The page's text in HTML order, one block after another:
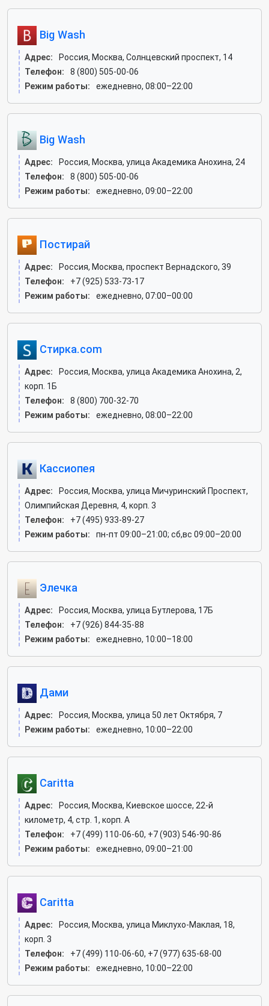
Big Wash
Адрес:
Россия, Москва, Солнцевский проспект, 14
Телефон:
8 (800) 505-00-06
Режим работы:
ежедневно, 08:00–22:00
Big Wash
Адрес:
Россия, Москва, улица Академика Анохина, 24
Телефон:
8 (800) 505-00-06
Режим работы:
ежедневно, 09:00–22:00
Постирай
Адрес:
Россия, Москва, проспект Вернадского, 39
Телефон:
+7 (925) 533-73-17
Режим работы:
ежедневно, 07:00–00:00
Стирка.com
Адрес:
Россия, Москва, улица Академика Анохина, 2,
корп. 1Б
Телефон:
8 (800) 700-32-70
Режим работы:
ежедневно, 08:00–22:00
Кассиопея
Адрес:
Россия, Москва, улица Мичуринский Проспект,
Олимпийская Деревня, 4, корп. 3
Телефон:
+7 (495) 933-89-27
Режим работы:
пн-пт 09:00–21:00; сб,вс 09:00–20:00
Элечка
Адрес:
Россия, Москва, улица Бутлерова, 17Б
Телефон:
+7 (926) 844-35-88
Режим работы:
ежедневно, 10:00–18:00
Дами
Адрес:
Россия, Москва, улица 50 лет Октября, 7
Режим работы:
ежедневно, 10:00–22:00
Caritta
Адрес:
Россия, Москва, Киевское шоссе, 22-й
километр, 4, стр. 1, корп. А
Телефон:
+7 (499) 110-06-60, +7 (903) 546-90-86
Режим работы:
ежедневно, 09:00–21:00
Caritta
Адрес:
Россия, Москва, улица Миклухо-Маклая, 18,
корп. 3
Телефон:
+7 (499) 110-06-60, +7 (977) 635-68-00
Режим работы:
ежедневно, 10:00–22:00